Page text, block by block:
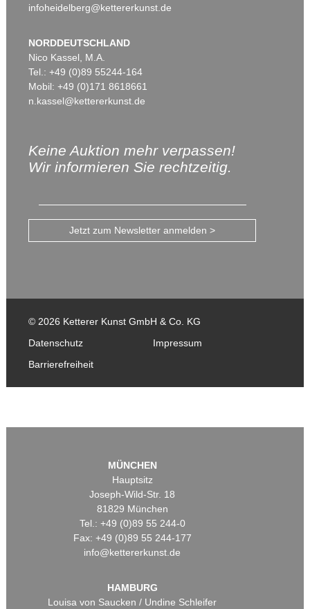
infoheidelberg@kettererkunst.de
NORDDEUTSCHLAND
Nico Kassel, M.A.
Tel.: +49 (0)89 55244-164
Mobil: +49 (0)171 8618661
n.kassel@kettererkunst.de
Keine Auktion mehr verpassen!
Wir informieren Sie rechtzeitig.
Jetzt zum Newsletter anmelden >
© 2026 Ketterer Kunst GmbH & Co. KG
Datenschutz
Impressum
Barrierefreiheit
MÜNCHEN
Hauptsitz
Joseph-Wild-Str. 18
81829 München
Tel.: +49 (0)89 55 244-0
Fax: +49 (0)89 55 244-177
info@kettererkunst.de
HAMBURG
Louisa von Saucken / Undine Schleifer